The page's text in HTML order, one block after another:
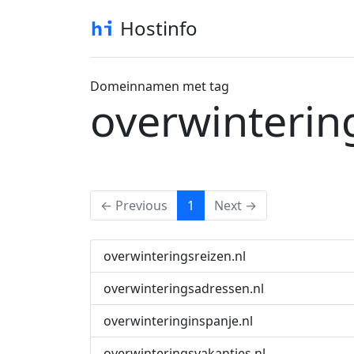
Hostinfo
Domeinnamen met tag
← Previous 1 (current)
Next →
overwinteringsreizen.nl
overwinteringsadressen.nl
overwinteringinspanje.nl